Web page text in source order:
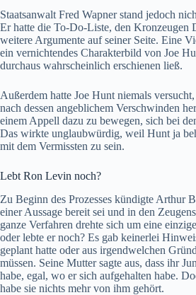
Staatsanwalt Fred Wapner stand jedoch
Er hatte die To-Do-Liste, den Kronzeugen
weitere Argumente auf seiner Seite. Eine
ein vernichtendes Charakterbild von Joe
durchaus wahrscheinlich erschienen ließ.
Außerdem hatte Joe Hunt niemals
nach dessen angeblichem Verschwinden
einem Appell dazu zu bewegen, sich bei
Das wirkte unglaubwürdig, weil Hunt ja
mit dem Vermissten zu sein.
Lebt Ron Levin noch?
Zu Beginn des Prozesses kündigte Arthur
einer Aussage bereit sei und in den
ganze Verfahren drehte sich um eine
oder lebte er noch? Es gab keinerlei
geplant hatte oder aus irgendwelchen
müssen. Seine Mutter sagte aus, dass ihr
habe, egal, wo er sich aufgehalten habe.
habe sie nichts mehr von ihm gehört.